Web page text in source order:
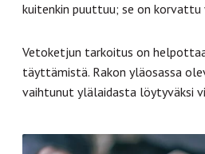
kuitenkin puuttuu; se on
Vetoketjun tarkoitus on
täyttämistä. Rakon yläosassa
vaihtunut ylälaidasta löytyväksi